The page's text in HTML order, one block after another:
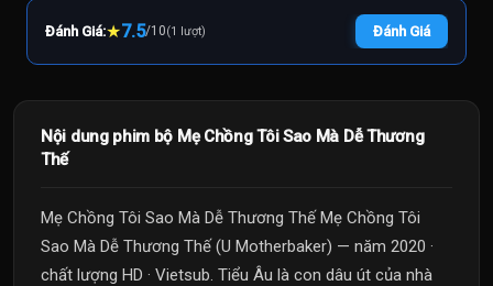
Đánh Giá:★7.5/10(1 lượt) Đánh Giá
Nội dung phim bộ Mẹ Chồng Tôi Sao Mà Dễ Thương
Thế
Mẹ Chồng Tôi Sao Mà Dễ Thương Thế Mẹ Chồng Tôi
Sao Mà Dễ Thương Thế (U Motherbaker) — năm 2020 ·
chất lượng HD · Vietsub. Tiểu Âu là con dâu út của nhà